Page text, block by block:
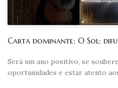
Carta dominante: O Sol:
Será um ano positivo, se
oportunidades e estar atento